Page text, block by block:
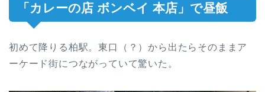
「カレーの店 ボンベイ 本店」で昼飯
初めて降りる柏駅。東口（？）から出たらそのままア
ーケード街につながっていて驚いた。